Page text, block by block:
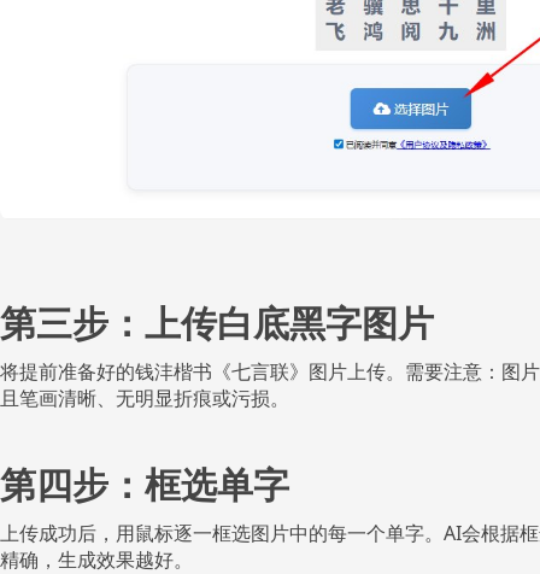
第三步：上传白底黑字图片
将提前准备好的钱沣楷书《七言联》图片上传。需要注意：图
且笔画清晰、无明显折痕或污损。
第四步：框选单字
上传成功后，用鼠标逐一框选图片中的每一个单字。AI会根据
精确，生成效果越好。